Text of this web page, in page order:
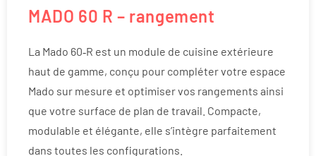
MADO 60 R – rangement
La Mado 60‑R est un module de cuisine extérieure
haut de gamme, conçu pour compléter votre espace
Mado sur mesure et optimiser vos rangements ainsi
que votre surface de plan de travail. Compacte,
modulable et élégante, elle s’intègre parfaitement
dans toutes les configurations.